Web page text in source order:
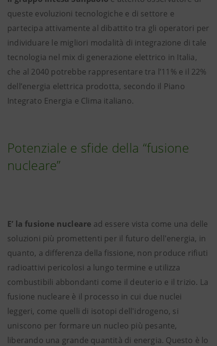
queste evoluzioni tecnologiche e di settore e
partecipa attivamente al dibattito tra gli operatori per
individuare le migliori modalità di integrazione di tale
tecnologia nel mix di generazione elettrico in Italia,
che al 2040 potrebbe rappresentare tra l’11% e il 22%
dell’energia elettrica prodotta, secondo il Piano
Integrato Energia e Clima italiano.
Potenziale e sfide della “fusione
nucleare”
E’ la fusione nucleare ad essere vista come una delle
soluzioni più promettenti per il futuro dell'energia, in
quanto, a differenza della fissione, non produce rifiuti
radioattivi pericolosi a lungo termine e utilizza
combustibili abbondanti come il deuterio e il trizio. La
fusione nucleare è il processo in cui due nuclei
leggeri, come quelli di isotopi dell'idrogeno, si
uniscono per formare un nucleo più pesante,
liberando una grande quantità di energia. Questo è lo